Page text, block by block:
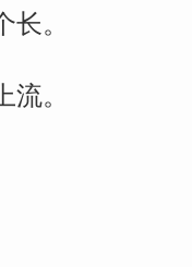
。
。